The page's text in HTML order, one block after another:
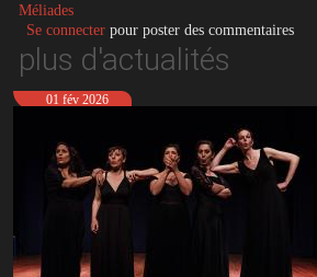
Méliades
Se connecter pour poster des commentaires
plus d'actualités
01 fév 2026